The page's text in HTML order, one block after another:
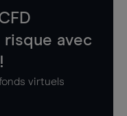
avec
virtuels